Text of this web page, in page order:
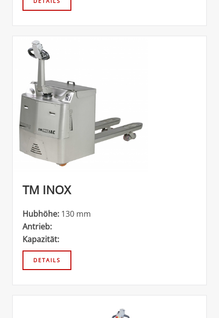
TM INOX
Hubhöhe: 130 mm
Antrieb:
Kapazität: